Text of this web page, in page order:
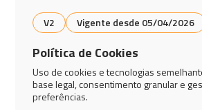
V2 Vigente desde 05/04/2026
Política de Cookies
Uso de cookies e tecnologias
base legal, consentimento granular e
preferências.